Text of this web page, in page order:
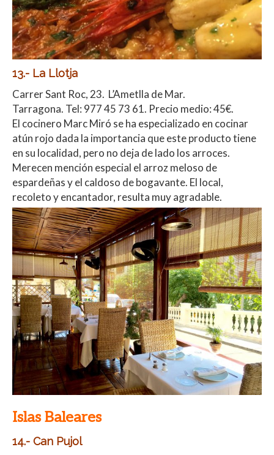
13.- La Llotja
Carrer Sant Roc, 23. L’Ametlla de Mar.
Tarragona. Tel: 977 45 73 61. Precio medio: 45€.
El cocinero Marc Miró se ha especializado en cocinar
atún rojo dada la importancia que este producto tiene
en su localidad, pero no deja de lado los arroces.
Merecen mención especial el arroz meloso de
espardeñas y el caldoso de bogavante. El local,
recoleto y encantador, resulta muy agradable.
Islas Baleares
14.- Can Pujol